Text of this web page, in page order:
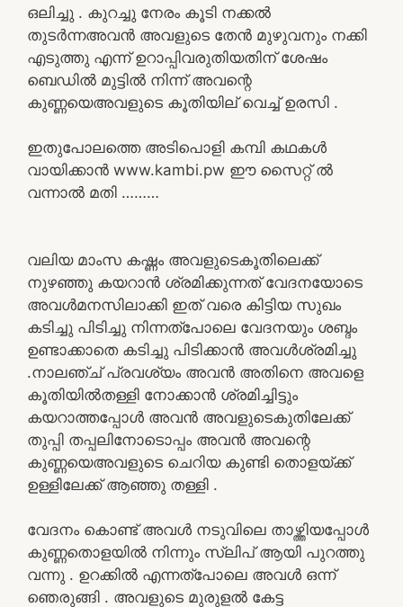
ഒലിച്ചു . കുറച്ചു നേരം കൂടി നക്കൽ
തുടർന്നഅവൻ അവളുടെ തേൻ മുഴുവനും നക്കി
എടുത്തു എന്ന് ഉറാപ്പിവരുതിയതിന് ശേഷം
ബെഡിൽ മുട്ടിൽ നിന്ന് അവന്റെ
കുണ്ണയെഅവളുടെ കൂതിയില് വെച്ച് ഉരസി .
ഇതുപോലത്തെ അടിപൊളി കമ്പി കഥകൾ
വായിക്കാൻ www.kambi.pw ഈ സൈറ്റ് ൽ
വന്നാൽ മതി ………
വലിയ മാംസ കഷ്ണം അവളുടെകൂതിലെക്ക്
നുഴഞ്ഞു കയറാൻ ശ്രമിക്കുന്നത് വേദനയോടെ
അവൾമനസിലാക്കി ഇത്‌ വരെ കിട്ടിയ സുഖം
കടിച്ചു പിടിച്ചു നിന്നത്പോലെ വേദനയും ശബ്ദം
ഉണ്ടാക്കാതെ കടിച്ചു പിടിക്കാൻ അവൾശ്രമിച്ചു
.നാലഞ്ച് പ്രവശ്യം അവൻ അതിനെ അവളെ
കൂതിയിൽതള്ളി നോക്കാൻ ശ്രമിച്ചിട്ടും
കയറാത്തപ്പോൾ അവൻ അവളുടെകുതിലേക്ക്
തുപ്പി തപ്പലിനോടൊപ്പം അവൻ അവന്റെ
കുണ്ണയെഅവളുടെ ചെറിയ കുണ്ടി തൊളയ്ക്ക്
ഉള്ളിലേക്ക് ആഞ്ഞു തള്ളി .
വേദനം കൊണ്ട് അവൾ നടുവിലെ താഴ്ത്തിയപ്പോൾ
കുണ്ണതൊളയിൽ നിന്നും സ്ലിപ് ആയി പുറത്തു
വന്നു . ഉറക്കിൽ എന്നത്പോലെ അവൾ ഒന്ന്
ഞെരുങ്ങി . അവളുടെ മുരുളൽ കേട്ട